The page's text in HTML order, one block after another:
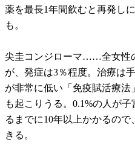
薬を最長1年間飲むと再発し
も。
尖圭コンジローマ……全女性
が、発症は3％程度。治療は
が非常に低い「免疫賦活療
も起こりうる。0.1%の人が
るまでに10年以上かかるの
きる。